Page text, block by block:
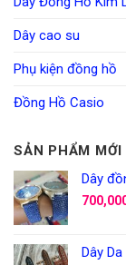
Dây cao su
Phụ kiện đồng hồ
Đồng Hồ Casio
SẢN PHẨM MỚI
Dây
Dây